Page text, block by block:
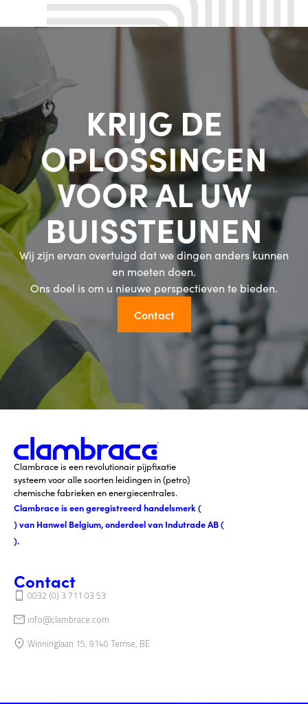
KRIJG DE
OPLOSSINGEN
VOOR AL UW
BUISSTEUNEN
Wij zijn ervan overtuigd dat we dingen anders kunnen
en moeten doen.
Ons doel is om u nieuwe perspectieven te bieden.
Contact
Clambrace is een revolutionair pijpfixatie
systeem voor alle soorten leidingen in (petro)
chemische fabrieken en energiecentrales.
Clambrace is een geregistreerd handelsmerk (
) van Hanwel Belgium, onderdeel van Indutrade AB (
).
Contact
0032 (0) 3 711 03 53
info@clambrace.com
Winninglaan 15, 9140 Temse, BE